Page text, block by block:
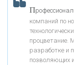
«ПРЕСС-
П
компаний по
разработке и
позволяющих